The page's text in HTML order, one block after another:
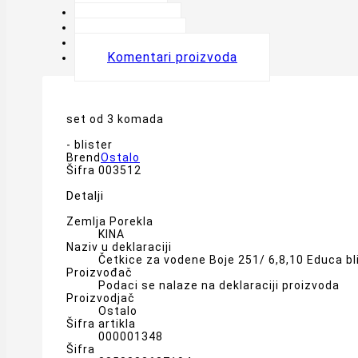
Komentari proizvoda
set od 3 komada
- blister
BrendOstalo
Šifra 003512
Detalji
Zemlja Porekla
KINA
Naziv u deklaraciji
Četkice za vodene Boje 251/ 6,8,10 Educa
Proizvođač
Podaci se nalaze na deklaraciji proizvoda
Proizvodjač
Ostalo
Šifra artikla
000001348
Šifra